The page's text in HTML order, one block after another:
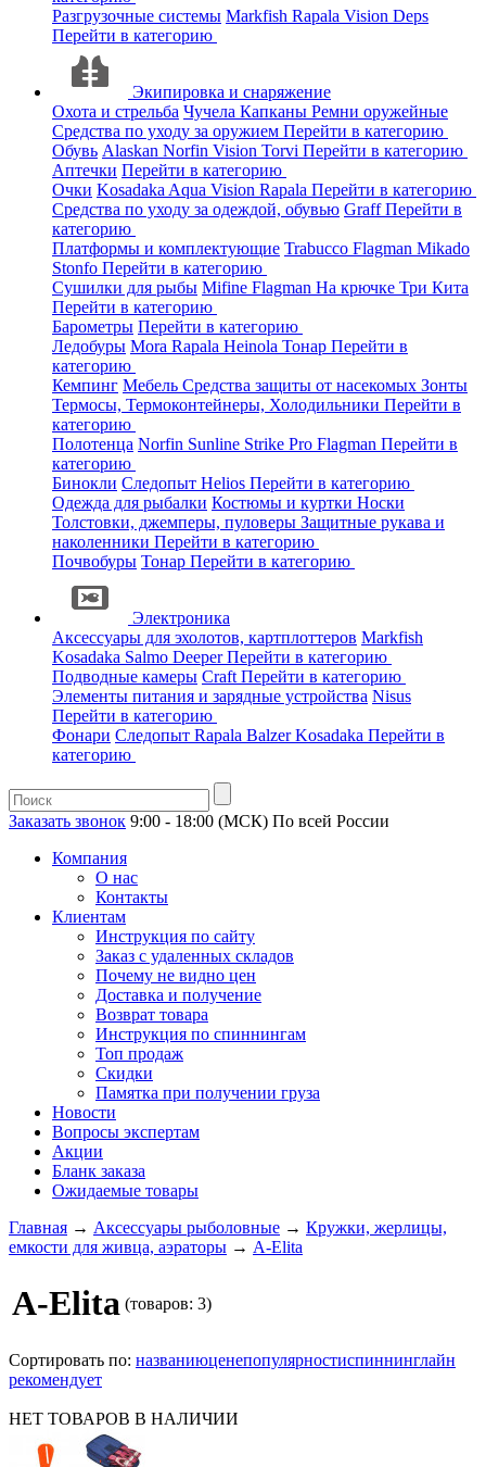
Разгрузочные системы Markfish Rapala Vision Deps
Перейти в категорию
Экипировка и снаряжение
Охота и стрельба Чучела Капканы Ремни оружейные
Средства по уходу за оружием Перейти в категорию
Обувь Alaskan Norfin Vision Torvi Перейти в категорию
Аптечки Перейти в категорию
Очки Kosadaka Aqua Vision Rapala Перейти в категорию
Средства по уходу за одеждой, обувью GraffПерейти в
категорию
Платформы и комплектующие Trabucco Flagman Mikado
Stonfo Перейти в категорию
Сушилки для рыбы Mifine Flagman На крючке Три Кита
Перейти в категорию
Барометры Перейти в категорию
Ледобуры Mora Rapala Heinola Тонар Перейти в
категорию
Кемпинг Мебель Средства защиты от насекомых Зонты
Термосы, Термоконтейнеры, Холодильники Перейти в
категорию
Полотенца Norfin Sunline Strike Pro Flagman Перейти в
категорию
Бинокли Следопыт Helios Перейти в категорию
Одежда для рыбалки Костюмы и куртки Носки
Толстовки, джемперы, пуловеры Защитные рукава и
наколенники Перейти в категорию
Почвобуры Тонар Перейти в категорию
Электроника
Аксессуары для эхолотов, картплоттеров Markfish
Kosadaka Salmo DeeperПерейти в категорию
Подводные камеры Craft Перейти в категорию
Элементы питания и зарядные устройства Nisus
Перейти в категорию
Фонари Следопыт Rapala BalzerKosadaka Перейти в
категорию
Заказать звонок 9:00 - 18:00 (МСК) По всей России
Компания
О нас
Контакты
Клиентам
Инструкция по сайту
Заказ с удаленных складов
Почему не видно цен
Доставка и получение
Возврат товара
Инструкция по спиннингам
Топ продаж
Скидки
Памятка при получении груза
Новости
Вопросы экспертам
Акции
Бланк заказа
Ожидаемые товары
Главная → Аксессуары рыболовные → Кружки, жерлицы,
емкости для живца, аэраторы → A-Elita
A-Elita (товаров: 3)
Сортировать по: названиюценепопулярностиспиннинглайн
рекомендует
НЕТ ТОВАРОВ В НАЛИЧИИ